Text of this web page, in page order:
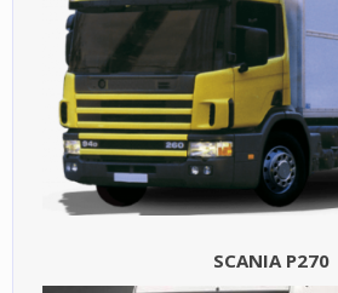
SCANIA P270